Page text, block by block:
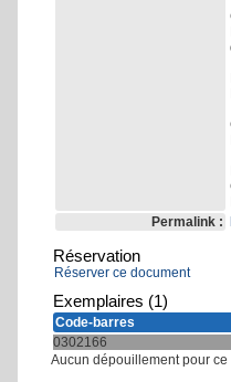
Permalink :
Réservation
Réserver ce document
Exemplaires (1)
Code-barres
0302166
Aucun dépouillement pour ce